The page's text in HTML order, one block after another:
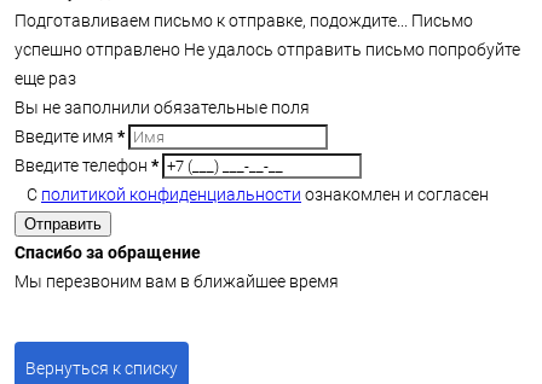
Подготавливаем письмо к отправке, подождите...
Письмо
успешно отправлено Не удалось отправить письмо попробуйте
еще раз
Вы не заполнили обязательные поля
Введите имя *
Введите телефон *
С политикой конфиденциальности ознакомлен и согласен
Отправить
Спасибо за обращение
Мы перезвоним вам в ближайшее время
Вернуться к списку